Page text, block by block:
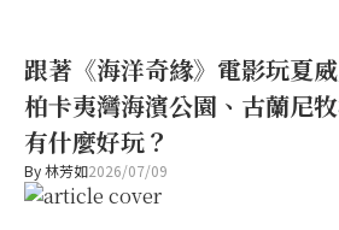
跟著《海洋奇緣》電影玩夏
柏卡夷灣海濱公園、古蘭尼
有什麼好玩？
By林芳如2026/07/09